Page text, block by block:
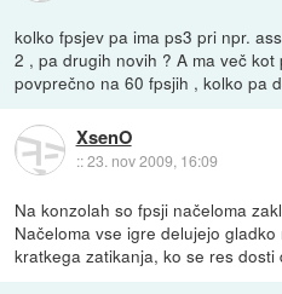
kolko fpsjev pa ima ps3 pri npr.
2 , pa drugih novih ? A ma več
povprečno na 60 fpsjih , kolko pa
XsenO
::23. nov 2009, 16:09
Na konzolah so fpsji načeloma
Načeloma vse igre delujejo
kratkega zatikanja, ko se res dosti